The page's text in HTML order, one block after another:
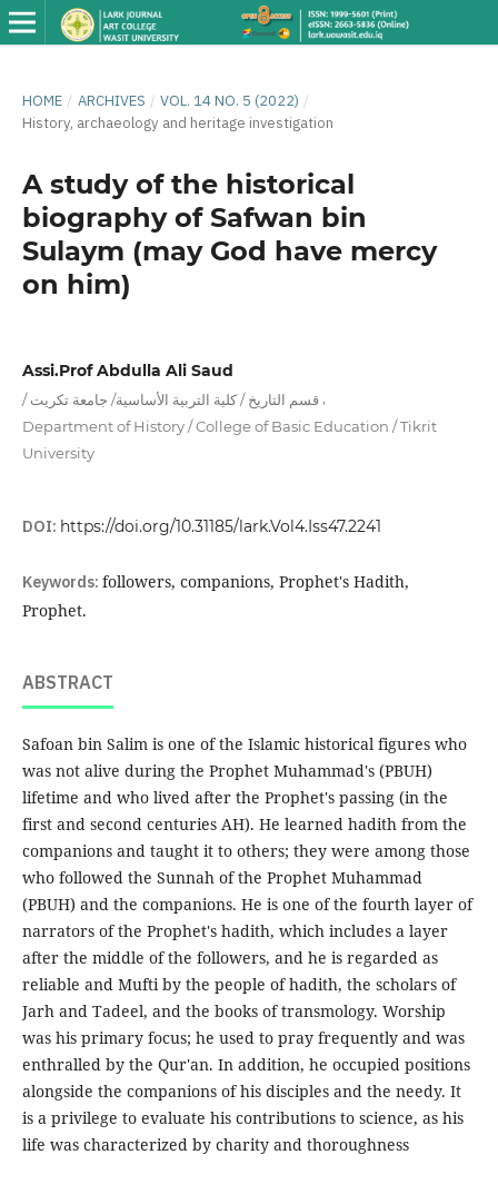
HOME / ARCHIVES / VOL. 14 NO. 5 (2022) /
History, archaeology and heritage investigation
A study of the historical
biography of Safwan bin
Sulaym (may God have mercy
on him)
Assi.Prof Abdulla Ali Saud
/ قسم التاريخ / كلية التربية الأساسية/ جامعة تكريت,
Department of History / College of Basic Education / Tikrit
University
DOI: https://doi.org/10.31185/lark.Vol4.Iss47.2241
Keywords: followers, companions, Prophet's Hadith,
Prophet.
ABSTRACT
Safoan bin Salim is one of the Islamic historical figures who
was not alive during the Prophet Muhammad's (PBUH)
lifetime and who lived after the Prophet's passing (in the
first and second centuries AH). He learned hadith from the
companions and taught it to others; they were among those
who followed the Sunnah of the Prophet Muhammad
(PBUH) and the companions. He is one of the fourth layer of
narrators of the Prophet's hadith, which includes a layer
after the middle of the followers, and he is regarded as
reliable and Mufti by the people of hadith, the scholars of
Jarh and Tadeel, and the books of transmology. Worship
was his primary focus; he used to pray frequently and was
enthralled by the Qur'an. In addition, he occupied positions
alongside the companions of his disciples and the needy. It
is a privilege to evaluate his contributions to science, as his
life was characterized by charity and thoroughness